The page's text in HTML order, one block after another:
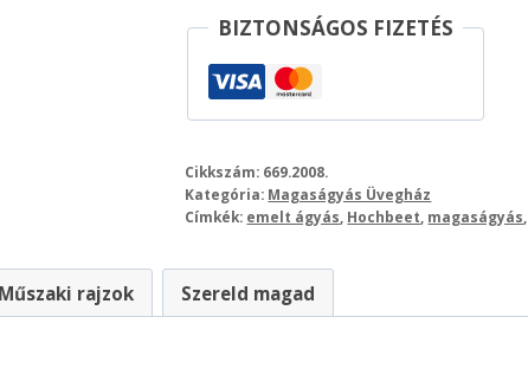
BIZTONSÁGOS FIZETÉS
Cikkszám: 669.2008.
Kategória: Magaságyás Üvegház
Címkék: emelt ágyás Hochbeet magaságyás
Műszaki rajzok Szereld magad